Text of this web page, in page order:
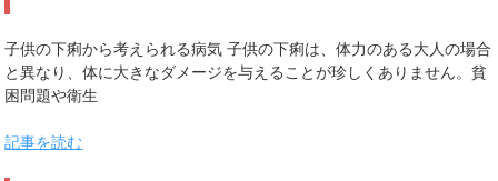
子供の下痢から考えられる病気 子供の下痢は、体力のある大人の場合
と異なり、体に大きなダメージを与えることが珍しくありません。貧
困問題や衛生
記事を読む